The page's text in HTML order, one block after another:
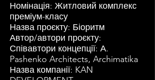
Номінація: Житловий комплекс
преміум-класу
Назва проєкту: Біоритм
Автор/автори проєкту:
Співавтори концепції: А.
Pashenko Architects, Archimatika
Назва компанії: KAN